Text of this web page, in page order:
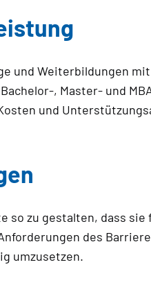
und Weiterbildungen
, Master- und
und
zu gestalten, dass sie
des
umzusetzen.